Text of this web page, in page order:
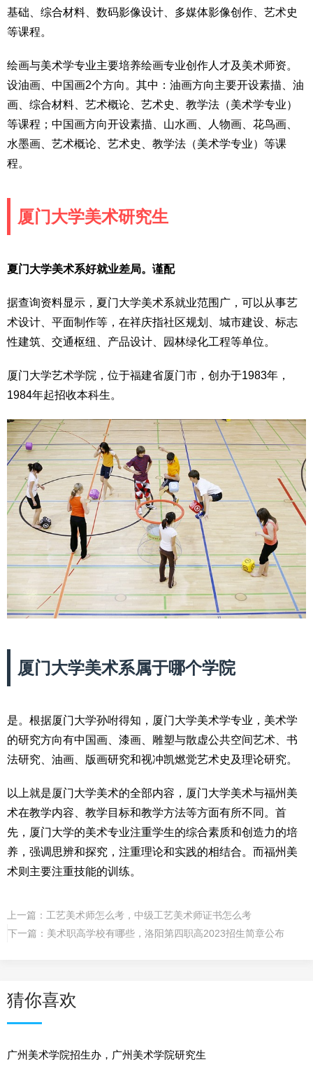
基础、综合材料、数码影像设计、多媒体影像创作、艺术史
等课程。
绘画与美术学专业主要培养绘画专业创作人才及美术师资。
设油画、中国画2个方向。其中：油画方向主要开设素描、油
画、综合材料、艺术概论、艺术史、教学法（美术学专业）
等课程；中国画方向开设素描、山水画、人物画、花鸟画、
水墨画、艺术概论、艺术史、教学法（美术学专业）等课
程。
厦门大学美术研究生
夏门大学美术系好就业差局。谨配
据查询资料显示，夏门大学美术系就业范围广，可以从事艺
术设计、平面制作等，在祥庆指社区规划、城市建设、标志
性建筑、交通枢纽、产品设计、园林绿化工程等单位。
厦门大学艺术学院，位于福建省厦门市，创办于1983年，
1984年起招收本科生。
厦门大学美术系属于哪个学院
是。根据厦门大学孙咐得知，厦门大学美术学专业，美术学
的研究方向有中国画、漆画、雕塑与散虚公共空间艺术、书
法研究、油画、版画研究和视冲凯燃觉艺术史及理论研究。
以上就是厦门大学美术的全部内容，厦门大学美术与福州美
术在教学内容、教学目标和教学方法等方面有所不同。首
先，厦门大学的美术专业注重学生的综合素质和创造力的培
养，强调思辨和探究，注重理论和实践的相结合。而福州美
术则主要注重技能的训练。
上一篇： 工艺美术师怎么考，中级工艺美术师证书怎么考
下一篇： 美术职高学校有哪些，洛阳第四职高2023招生简章公布
猜你喜欢
广州美术学院招生办，广州美术学院研究生